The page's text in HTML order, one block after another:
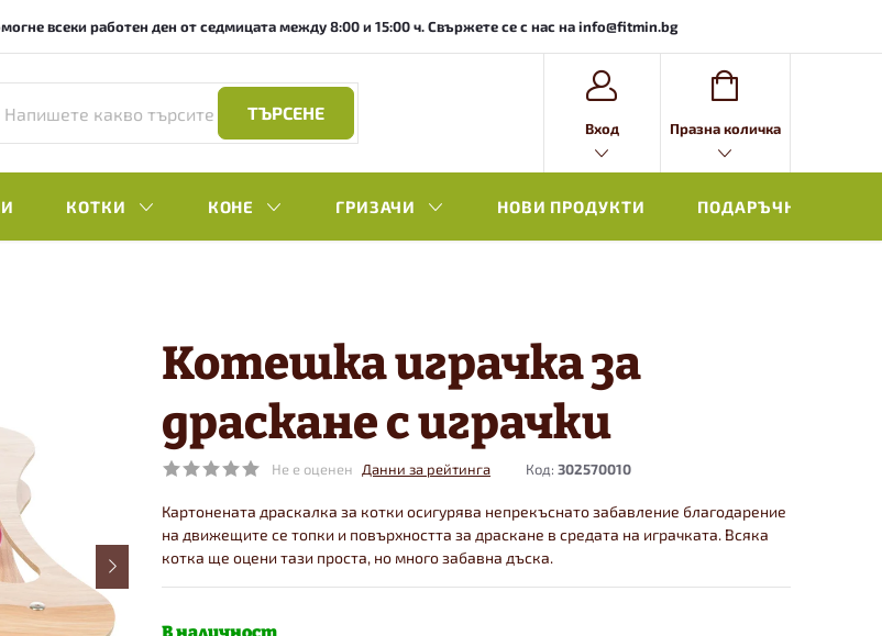
всеки работен ден от седмицата между 8:00 и 15:00 ч. Свържете се с нас на info@fitmin.bg
ТЪРСЕНЕ
Вход
ВИЖ
КОЛИЧКАТА
Празна количка
КОТКИ КОНЕ ГРИЗАЧИ НОВИ ПРОДУКТИ ПОДАРЪЧНА
Котешка играчка за
драскане с играчки
Не е оценен Данни за рейтинга Код: 302570010
Картонената драскалка за котки осигурява непрекъснато забавление благодарение
на движещите се топки и повърхността за драскане в средата на играчката. Всяка
котка ще оцени тази проста, но много забавна дъска.